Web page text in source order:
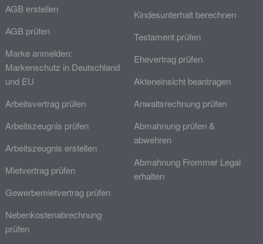
AGB erstellen
AGB prüfen
Marke anmelden:
Markenschutz in Deutschland
und EU
Arbeitsvertrag prüfen
Arbeitszeugnis prüfen
Arbeitszeugnis erstellen
Mietvertrag prüfen
Gewerbemietvertrag prüfen
Nebenkostenabrechnung
prüfen
Kindesunterhalt berechnen
Testament prüfen
Ehevertrag prüfen
Akteneinsicht beantragen
Anwaltsrechnung prüfen
Abmahnung prüfen &
abwehren
Abmahnung Frommer Legal
erhalten